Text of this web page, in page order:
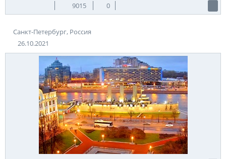
9015 0
Санкт-Петербург, Россия
26.10.2021